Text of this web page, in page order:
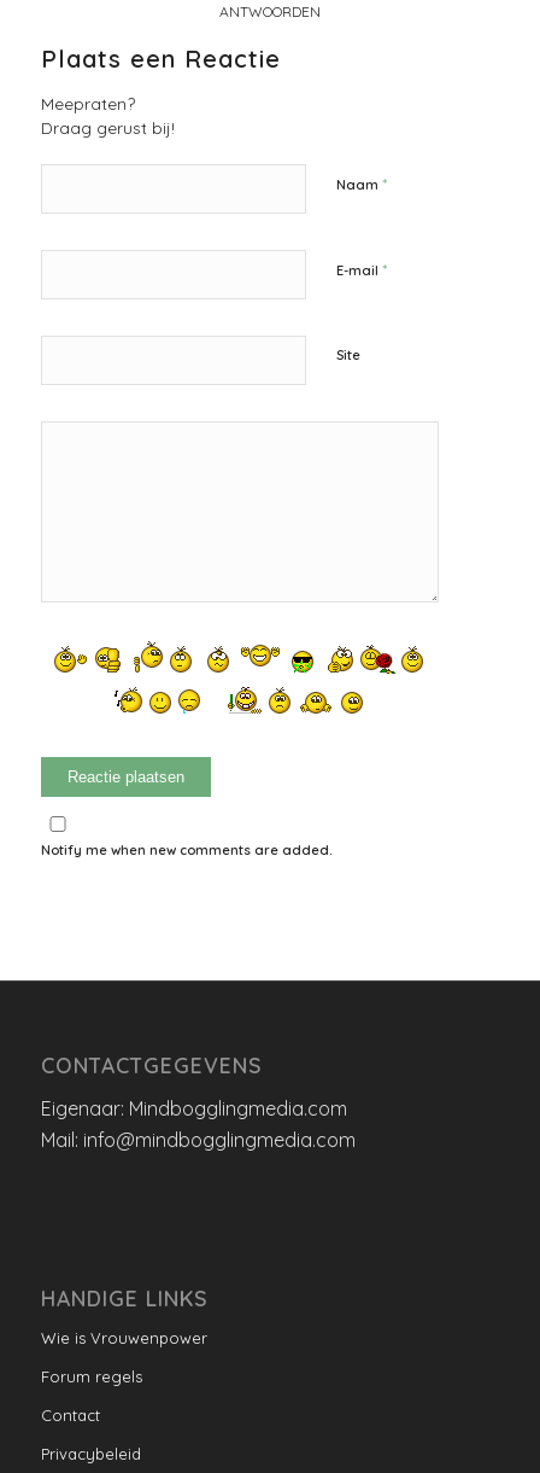
ANTWOORDEN
Plaats een Reactie
Meepraten?
Draag gerust bij!
Naam *
E-mail *
Site
Notify me when new comments are added.
CONTACTGEGEVENS
Eigenaar: Mindbogglingmedia.com
Mail: info@mindbogglingmedia.com
HANDIGE LINKS
Wie is Vrouwenpower
Forum regels
Contact
Privacybeleid